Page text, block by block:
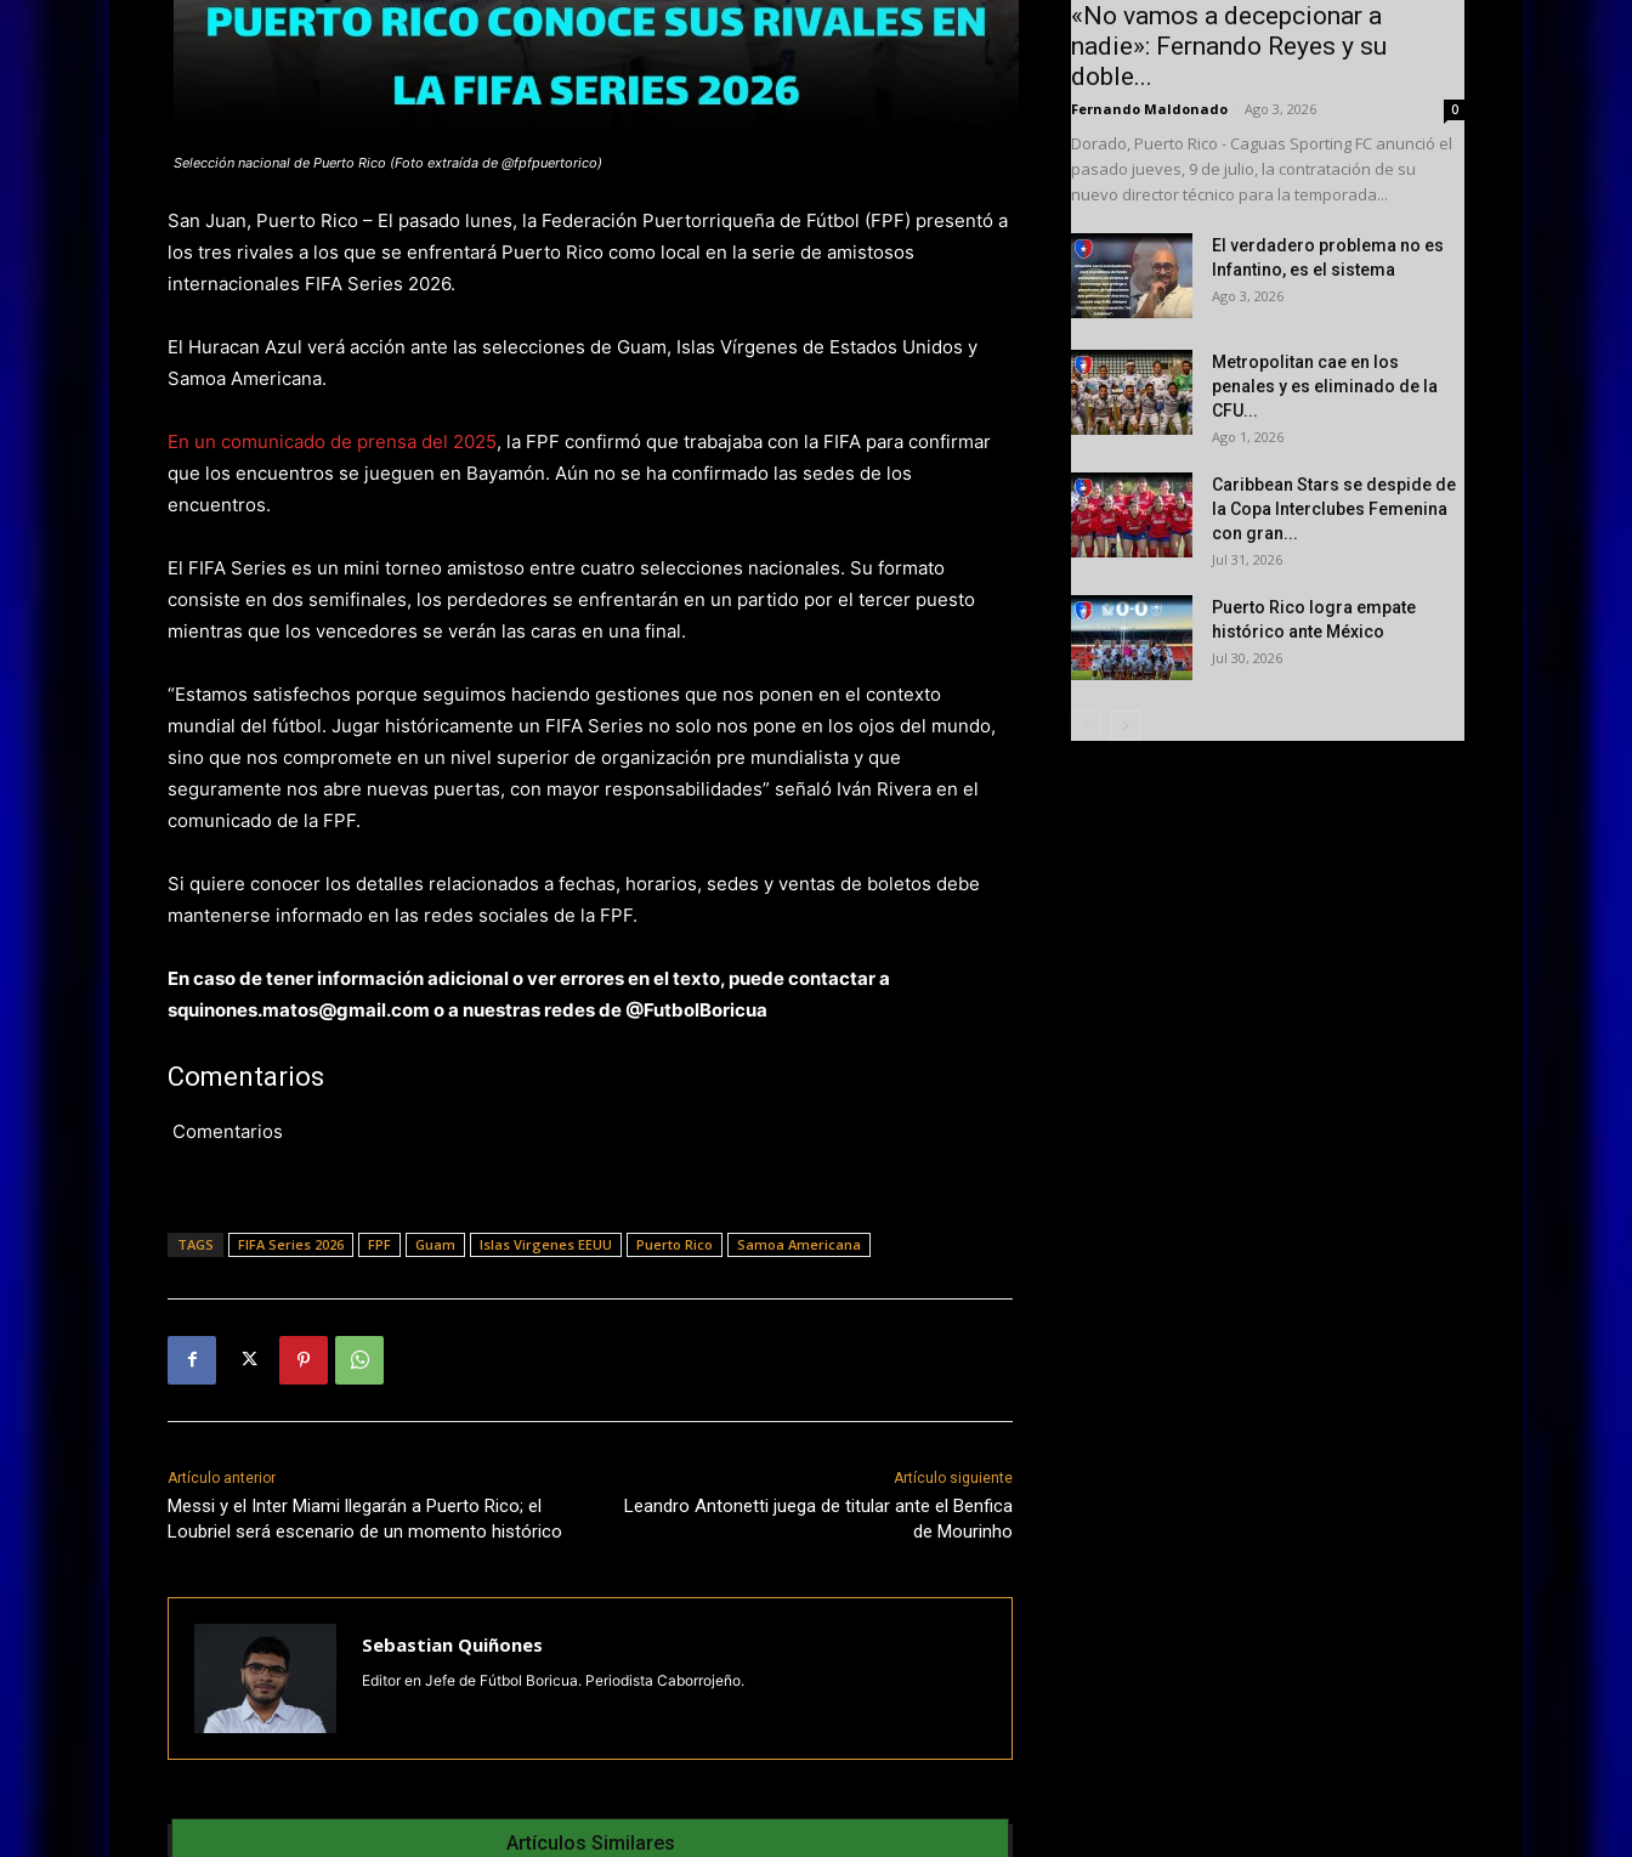
Selección nacional de Puerto Rico (Foto extraída de @fpfpuertorico)
San Juan, Puerto Rico – El pasado lunes, la Federación Puertorriqueña de Fútbol (FPF) presentó a
los tres rivales a los que se enfrentará Puerto Rico como local en la serie de amistosos
internacionales FIFA Series 2026.
El Huracan Azul verá acción ante las selecciones de Guam, Islas Vírgenes de Estados Unidos y
Samoa Americana.
En un comunicado de prensa del 2025, la FPF confirmó que trabajaba con la FIFA para confirmar
que los encuentros se jueguen en Bayamón. Aún no se ha confirmado las sedes de los
encuentros.
El FIFA Series es un mini torneo amistoso entre cuatro selecciones nacionales. Su formato
consiste en dos semifinales, los perdedores se enfrentarán en un partido por el tercer puesto
mientras que los vencedores se verán las caras en una final.
“Estamos satisfechos porque seguimos haciendo gestiones que nos ponen en el contexto
mundial del fútbol. Jugar históricamente un FIFA Series no solo nos pone en los ojos del mundo,
sino que nos compromete en un nivel superior de organización pre mundialista y que
seguramente nos abre nuevas puertas, con mayor responsabilidades” señaló Iván Rivera en el
comunicado de la FPF.
Si quiere conocer los detalles relacionados a fechas, horarios, sedes y ventas de boletos debe
mantenerse informado en las redes sociales de la FPF.
En caso de tener información adicional o ver errores en el texto, puede contactar a
squinones.matos@gmail.com o a nuestras redes de @FutbolBoricua
Comentarios
Comentarios
TAGS FIFA Series 2026 FPF Guam Islas Virgenes EEUU Puerto Rico Samoa Americana
Artículo anterior
Messi y el Inter Miami llegarán a Puerto Rico; el
Loubriel será escenario de un momento histórico
Artículo siguiente
Leandro Antonetti juega de titular ante el Benfica
de Mourinho
Sebastian Quiñones
Editor en Jefe de Fútbol Boricua. Periodista Caborrojeño.
Artículos Similares
«No vamos a decepcionar a
nadie»: Fernando Reyes y su
doble...
Fernando Maldonado Ago 3, 2026 0
Dorado, Puerto Rico - Caguas Sporting FC anunció el
pasado jueves, 9 de julio, la contratación de su
nuevo director técnico para la temporada...
El verdadero problema no es
Infantino, es el sistema
Ago 3, 2026
Metropolitan cae en los
penales y es eliminado de la
CFU...
Ago 1, 2026
Caribbean Stars se despide de
la Copa Interclubes Femenina
con gran...
Jul 31, 2026
Puerto Rico logra empate
histórico ante México
Jul 30, 2026